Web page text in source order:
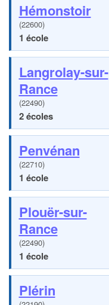
Hémonstoir
(22600)
1 école
Langrolay-sur-
Rance
(22490)
2 écoles
Penvénan
(22710)
1 école
Plouër-sur-
Rance
(22490)
1 école
Plérin